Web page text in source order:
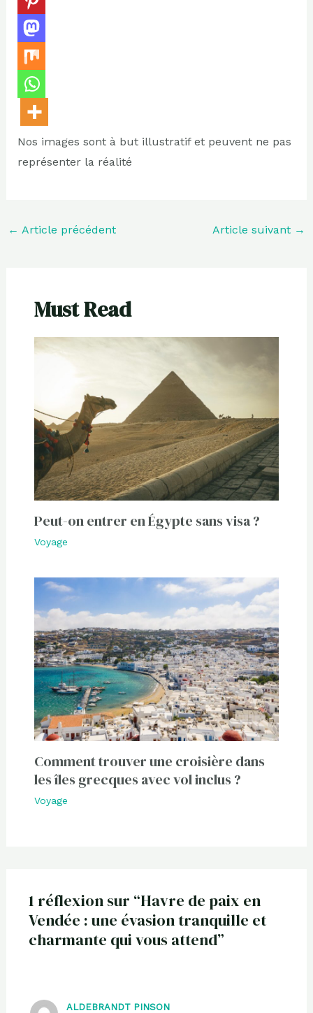
Nos images sont à but illustratif et peuvent ne pas
représenter la réalité
← Article précédent Article suivant →
Must Read
Peut-on entrer en Égypte sans visa ?
Voyage
Comment trouver une croisière dans
les îles grecques avec vol inclus ?
Voyage
1 réflexion sur “Havre de paix en
Vendée : une évasion tranquille et
charmante qui vous attend”
ALDEBRANDT PINSON